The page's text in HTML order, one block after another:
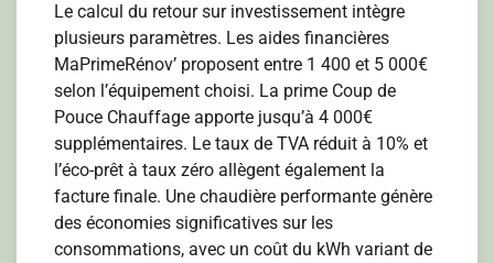
Le calcul du retour sur investissement intègre
plusieurs paramètres. Les aides financières
MaPrimeRénov’ proposent entre 1 400 et 5 000€
selon l’équipement choisi. La prime Coup de
Pouce Chauffage apporte jusqu’à 4 000€
supplémentaires. Le taux de TVA réduit à 10% et
l’éco-prêt à taux zéro allègent également la
facture finale. Une chaudière performante génère
des économies significatives sur les
consommations, avec un coût du kWh variant de